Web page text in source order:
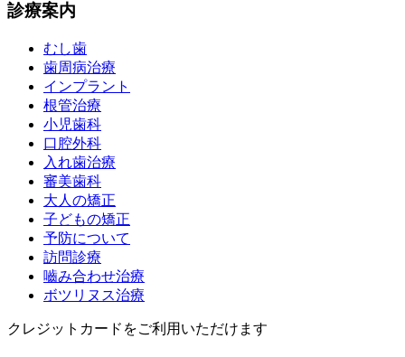
診療案内
むし歯
歯周病治療
インプラント
根管治療
小児歯科
口腔外科
入れ歯治療
審美歯科
大人の矯正
子どもの矯正
予防について
訪問診療
嚙み合わせ治療
ボツリヌス治療
クレジットカードをご利用いただけます